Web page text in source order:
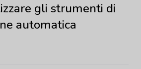
gli strumenti di
automatica